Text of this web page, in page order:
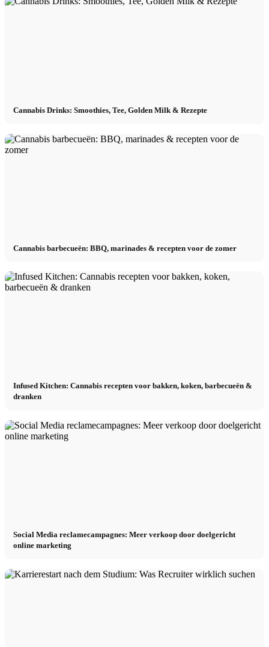
Cannabis Drinks: Smoothies, Tee, Golden Milk & Rezepte
Cannabis barbecueën: BBQ, marinades & recepten voor de zomer
Infused Kitchen: Cannabis recepten voor bakken, koken, barbecueën &
dranken
Social Media reclamecampagnes: Meer verkoop door doelgericht
online marketing